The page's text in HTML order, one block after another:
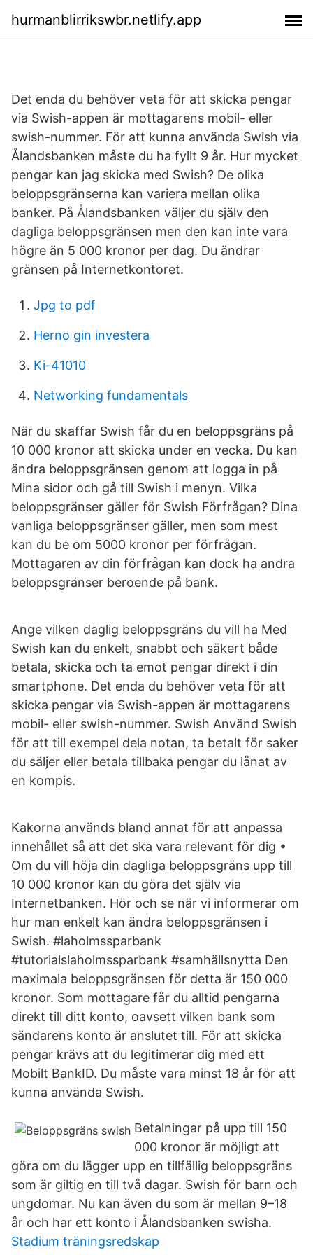
hurmanblirrikswbr.netlify.app
Det enda du behöver veta för att skicka pengar
via Swish-appen är mottagarens mobil- eller
swish-nummer. För att kunna använda Swish via
Ålandsbanken måste du ha fyllt 9 år. Hur mycket
pengar kan jag skicka med Swish? De olika
beloppsgränserna kan variera mellan olika
banker. På Ålandsbanken väljer du själv den
dagliga beloppsgränsen men den kan inte vara
högre än 5 000 kronor per dag. Du ändrar
gränsen på Internetkontoret.
Jpg to pdf
Herno gin investera
Ki-41010
Networking fundamentals
När du skaffar Swish får du en beloppsgräns på
10 000 kronor att skicka under en vecka. Du kan
ändra beloppsgränsen genom att logga in på
Mina sidor och gå till Swish i menyn. Vilka
beloppsgränser gäller för Swish Förfrågan? Dina
vanliga beloppsgränser gäller, men som mest
kan du be om 5000 kronor per förfrågan.
Mottagaren av din förfrågan kan dock ha andra
beloppsgränser beroende på bank.
Ange vilken daglig beloppsgräns du vill ha Med
Swish kan du enkelt, snabbt och säkert både
betala, skicka och ta emot pengar direkt i din
smartphone. Det enda du behöver veta för att
skicka pengar via Swish-appen är mottagarens
mobil- eller swish-nummer. Swish Använd Swish
för att till exempel dela notan, ta betalt för saker
du säljer eller betala tillbaka pengar du lånat av
en kompis.
Kakorna används bland annat för att anpassa
innehållet så att det ska vara relevant för dig •
Om du vill höja din dagliga beloppsgräns upp till
10 000 kronor kan du göra det själv via
Internetbanken. Hör och se när vi informerar om
hur man enkelt kan ändra beloppsgränsen i
Swish. #laholmssparbank
#tutorialslaholmssparbank #samhällsnytta Den
maximala beloppsgränsen för detta är 150 000
kronor. Som mottagare får du alltid pengarna
direkt till ditt konto, oavsett vilken bank som
sändarens konto är anslutet till. För att skicka
pengar krävs att du legitimerar dig med ett
Mobilt BankID. Du måste vara minst 18 år för att
kunna använda Swish.
Betalningar på upp till 150
000 kronor är möjligt att
göra om du lägger upp en tillfällig beloppsgräns
som är giltig en till två dagar. Swish för barn och
ungdomar. Nu kan även du som är mellan 9–18
år och har ett konto i Ålandsbanken swisha.
Stadium träningsredskap